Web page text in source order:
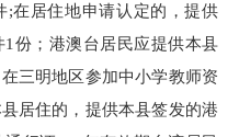
;在居住地申请认定的，提供
1份；港澳台居民应提供本县
三明地区参加中小学教师资
居住的，提供本县签发的港